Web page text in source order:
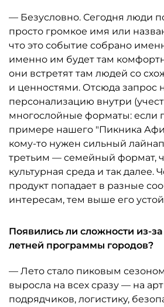
— Безусловно. Сегодня люди
просто громкое имя или
что это событие собрано
именно им будет там
они встретят там людей со
и ценностями. Отсюда запрос
персонализацию внутри
многослойные форматы: если
примере нашего "Пикника
кому-то нужен сильный
третьим — семейный формат,
культурная среда и так далее.
продукт попадает в разные
интересам, тем выше его
Появились ли сложности из-
летней программы городов?
— Лето стало пиковым
выросла на всех сразу — на
подрядчиков, логистику,